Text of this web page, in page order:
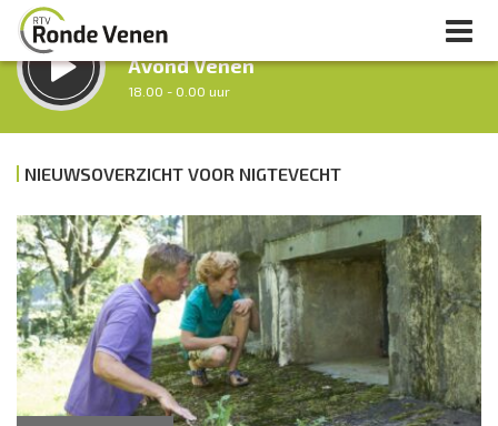
LUISTER LIVE:
Avond Venen
18.00 - 0.00 uur
Nacht van De Ronde Venen
Vorig uur
Volgend uur
Inklappen
NIEUWSOVERZICHT VOOR NIGTEVECHT